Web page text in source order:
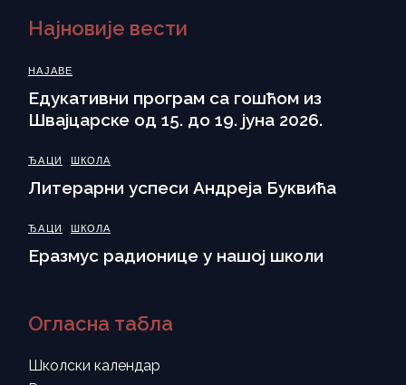
Најновије вести
НАЈАВЕ
Eдукативни програм са гошћом из
Швајцарске од 15. до 19. јуна 2026.
ЂАЦИ ШКОЛА
Литерарни успеси Андреја Буквића
ЂАЦИ ШКОЛА
Еразмус радионице у нашој школи
Огласна табла
Школски календар